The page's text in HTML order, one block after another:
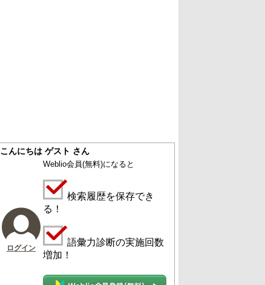
こんにちは ゲスト さん
ログイン
Weblio会員(無料)になると
検索履歴を保存でき
る！
語彙力診断の実施回数
増加！